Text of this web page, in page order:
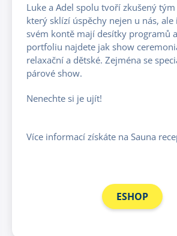
Luke a Adel spolu tvoří zkušený
který sklízí úspěchy nejen u nás, ale
svém kontě mají desítky programů
portfoliu najdete jak show
relaxační a dětské. Zejména se
párové show.
Nenechte si je ujít!
Více informací získáte na Sauna
ESHOP